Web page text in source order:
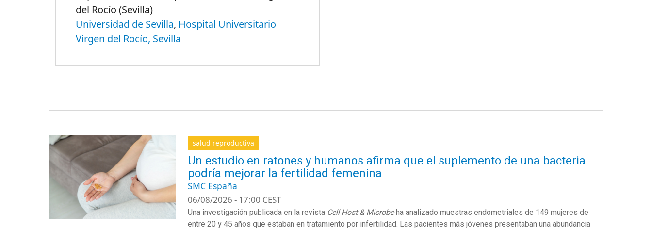
del Rocío (Sevilla)
Universidad de Sevilla, Hospital Universitario
Virgen del Rocío, Sevilla
salud reproductiva
Un estudio en ratones y humanos afirma que el suplemento de una bacteria
podría mejorar la fertilidad femenina
SMC España
06/08/2026 - 17:00 CEST
Una investigación publicada en la revista Cell Host & Microbeha analizado muestras endometriales de 149 mujeres de
entre 20 y 45 años que estaban en tratamiento por infertilidad. Las pacientes más jóvenes presentaban una abundancia